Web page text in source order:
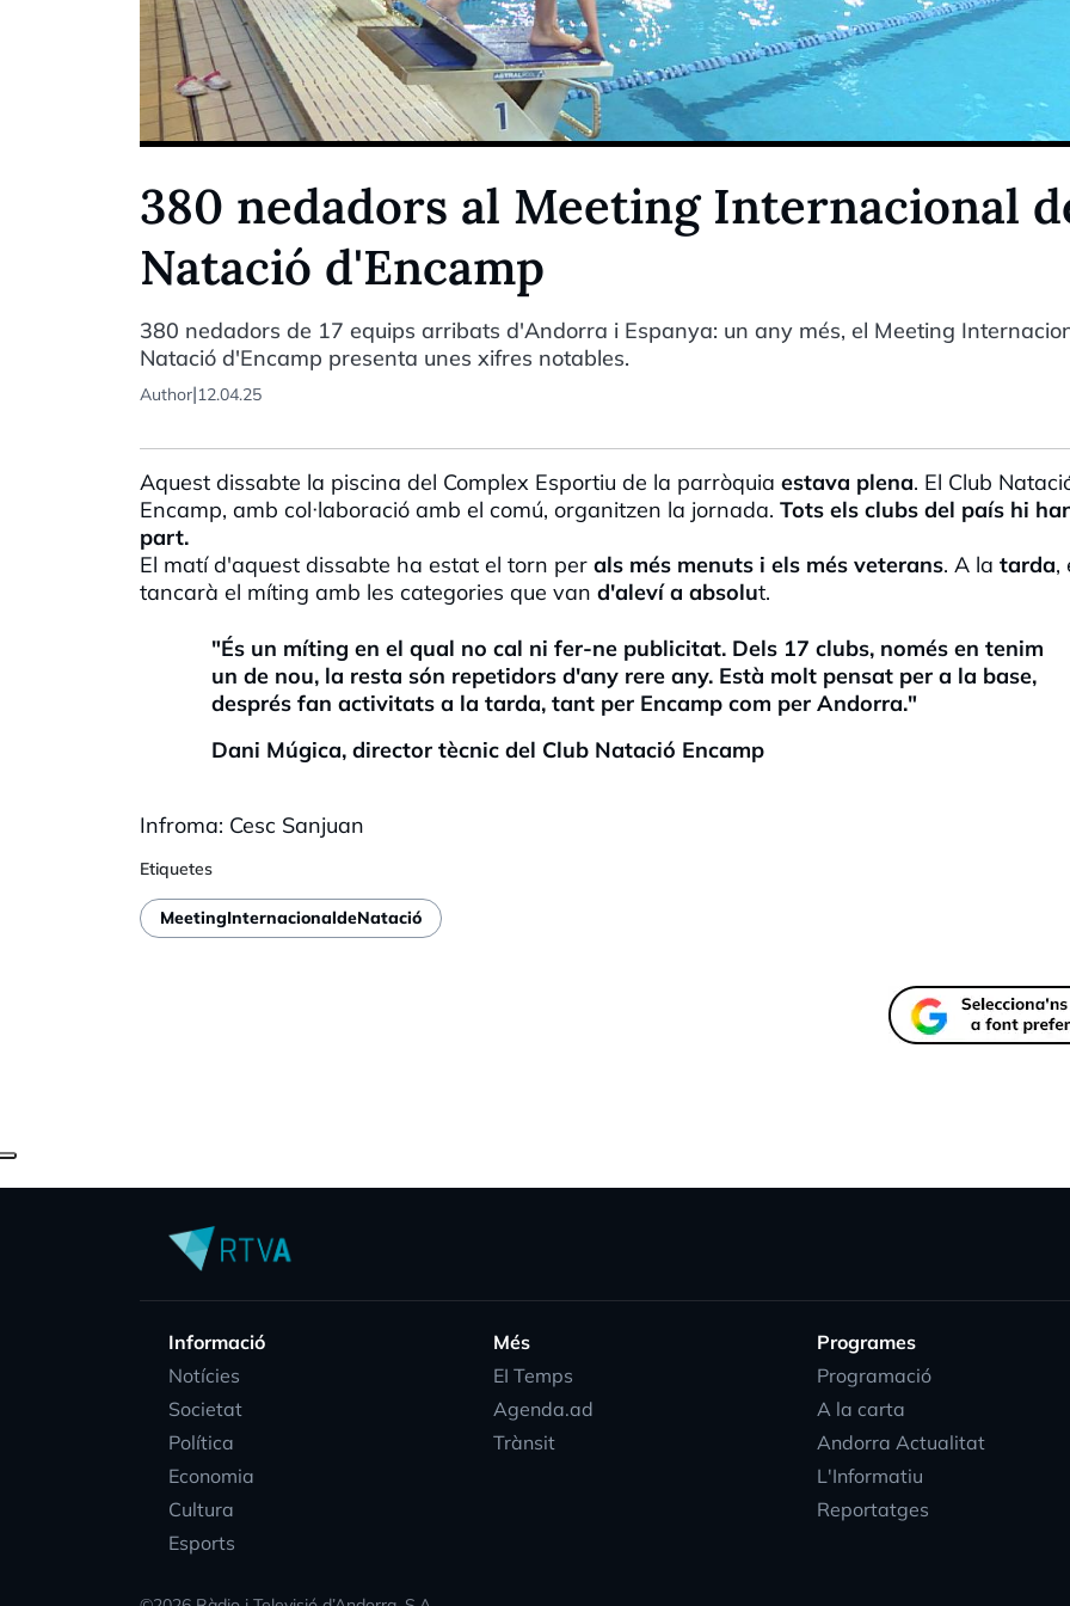
380 nedadors al Meeting Internacional
Natació d'Encamp
380 nedadors de 17 equips arribats d'Andorra i Espanya: un any més, el Meeting
Natació d'Encamp presenta unes xifres notables.
Author|12.04.25
Aquest dissabte la piscina del Complex Esportiu de la parròquia estava plena. El Club
Encamp, amb col·laboració amb el comú, organitzen la jornada. Tots els clubs del país hi
part.
El matí d'aquest dissabte ha estat el torn per als més menuts i els més veterans. A la tarda,
tancarà el míting amb les categories que van d'aleví a absolut.
"És un míting en el qual no cal ni fer-ne publicitat. Dels 17 clubs, només en tenim
un de nou, la resta són repetidors d'any rere any. Està molt pensat per a la base,
després fan activitats a la tarda, tant per Encamp com per Andorra."
Dani Múgica, director tècnic del Club Natació Encamp
Infroma: Cesc Sanjuan
Etiquetes
MeetingInternacionaldeNatació
Informació
Notícies
Societat
Política
Economia
Cultura
Esports
Més
EI Temps
Agenda.ad
Trànsit
Programes
Programació
A la carta
Andorra Actualitat
L'Informatiu
Reportatges